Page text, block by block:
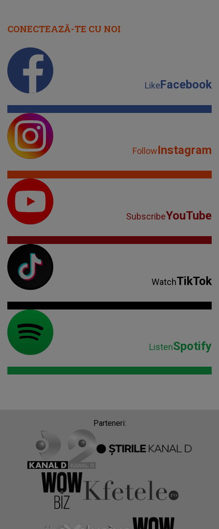
CONECTEAZĂ-TE CU NOI
LikeFacebook
FollowInstagram
SubscribeYouTube
WatchTikTok
ListenSpotify
Parteneri: